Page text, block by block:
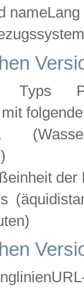
der